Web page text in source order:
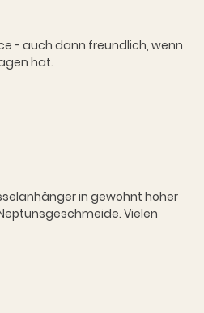
- auch dann freundlich, wenn
hat.
in gewohnt hoher
Vielen